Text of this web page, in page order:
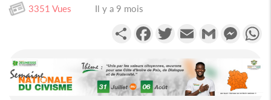
3351 Vues Il y a 9 mois
PartagerFacebookTwitterEmail Gmail